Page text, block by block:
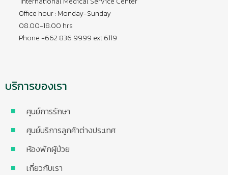
Office hour : Monday-Sunday
08.00-18.00 hrs
Phone +662 836 9999 ext 6119
บริการของเรา
ศูนย์การรักษา
ศูนย์บริการลูกค้าต่างประเทศ
ห้องพักผู้ป่วย
เกี่ยวกับเรา